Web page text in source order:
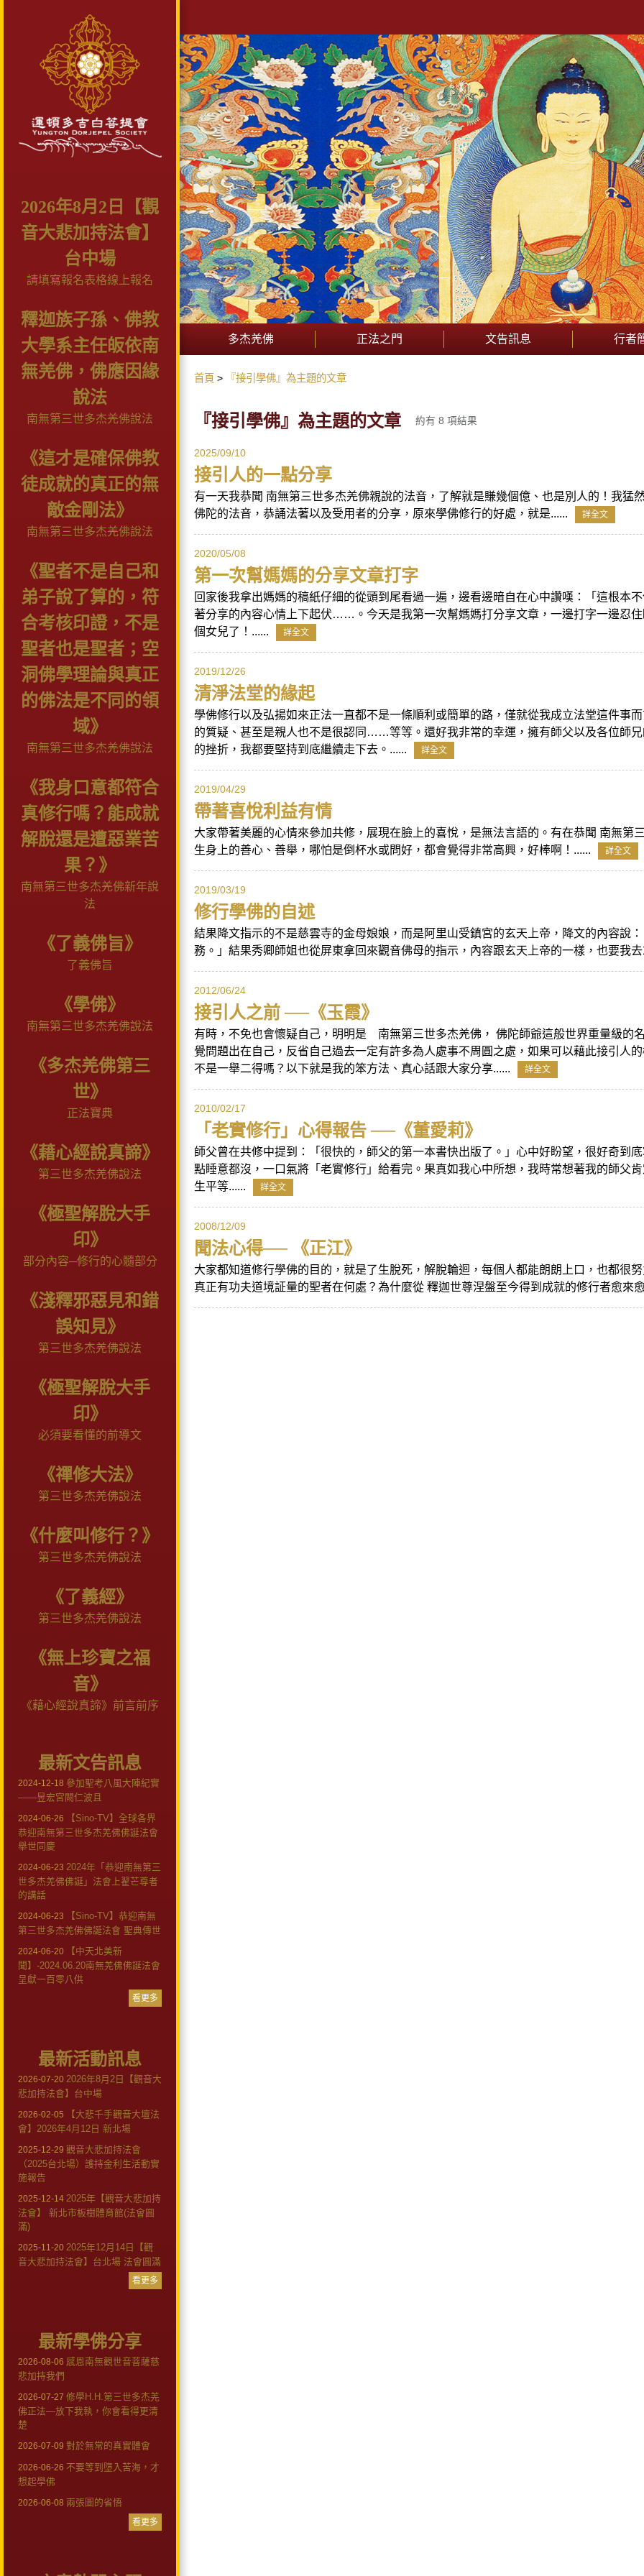
2026年8月2日【觀
音大悲加持法會】
台中場
請填寫報名表格線上報名
釋迦族子孫、佛教
大學系主任皈依南
無羌佛，佛應因緣
說法
南無第三世多杰羌佛說法
《這才是確保佛教
徒成就的真正的無
敵金剛法》
南無第三世多杰羌佛說法
《聖者不是自己和
弟子說了算的，符
合考核印證，不是
聖者也是聖者；空
洞佛學理論與真正
的佛法是不同的領
域》
南無第三世多杰羌佛說法
《我身口意都符合
真修行嗎？能成就
解脫還是遭惡業苦
果？》
南無第三世多杰羌佛新年說
法
《了義佛旨》
了義佛旨
《學佛》
南無第三世多杰羌佛說法
《多杰羌佛第三
世》
正法寶典
《藉心經說真諦》
第三世多杰羌佛說法
《極聖解脫大手
印》
部分內容─修行的心髓部分
《淺釋邪惡見和錯
誤知見》
第三世多杰羌佛說法
《極聖解脫大手
印》
必須要看懂的前導文
《禪修大法》
第三世多杰羌佛說法
《什麼叫修行？》
第三世多杰羌佛說法
《了義經》
第三世多杰羌佛說法
《無上珍寶之福
音》
《藉心經說真諦》前言前序
最新文告訊息
2024-12-18 參加聖考八風大陣紀實
——昱宏宮闕仁波且
2024-06-26
【Sino-TV】全球各界
恭迎南無第三世多杰羌佛佛誕法會
舉世同慶
2024-06-23 2024年「恭迎南無第三
世多杰羌佛佛誕」法會上翟芒尊者
的講話
2024-06-23
【Sino-TV】恭迎南無
第三世多杰羌佛佛誕法會 聖典傳世
2024-06-20
【中天北美新
聞】-2024.06.20南無羌佛佛誕法會
呈獻一百零八供
看更多
最新活動訊息
2026-07-20 2026年8月2日【觀音大
悲加持法會】台中場
2026-02-05
【大悲千手觀音大壇法
會】2026年4月12日 新北場
2025-12-29 觀音大悲加持法會
（2025台北場）護持金利生活動實
施報告
2025-12-14 2025年【觀音大悲加持
法會】 新北市板樹體育館(法會圓
滿)
2025-11-20 2025年12月14日【觀
音大悲加持法會】台北場 法會圓滿
看更多
最新學佛分享
2026-08-06 感恩南無觀世音菩薩慈
悲加持我們
2026-07-27 修學H.H.第三世多杰羌
佛正法—放下我執，你會看得更清
楚
2026-07-09 對於無常的真實體會
2026-06-26 不要等到墮入苦海，才
想起學佛
2026-06-08 兩張圖的省悟
看更多
多杰羌佛 正法之門 文告訊息 行者
首頁 『接引學佛』為主題的文章
『接引學佛』為主題的文章 約有 8 項結果
2025/09/10
接引人的一點分享
有一天我恭聞 南無第三世多杰羌佛親說的法音，了解就是賺幾個億、也是別人的！我
佛陀的法音，恭誦法著以及受用者的分享，原來學佛修行的好處，就是......
詳全文
2020/05/08
第一次幫媽媽的分享文章打字
回家後我拿出媽媽的稿紙仔細的從頭到尾看過一遍，邊看邊暗自在心中讚嘆：「這根本
著分享的內容心情上下起伏……。今天是我第一次幫媽媽打分享文章，一邊打字一邊忍
個女兒了！......
詳全文
2019/12/26
清淨法堂的緣起
學佛修行以及弘揚如來正法一直都不是一條順利或簡單的路，僅就從我成立法堂這件事
的質疑、甚至是親人也不是很認同……等等。還好我非常的幸運，擁有師父以及各位師
的挫折，我都要堅持到底繼續走下去。......
詳全文
2019/04/29
帶著喜悅利益有情
大家帶著美麗的心情來參加共修，展現在臉上的喜悅，是無法言語的。有在恭聞 南無第
生身上的善心、善舉，哪怕是倒杯水或問好，都會覺得非常高興，好棒啊！......
詳全文
2019/03/19
修行學佛的自述
結果降文指示的不是慈雲寺的金母娘娘，而是阿里山受鎮宮的玄天上帝，降文的內容說
務。」結果秀卿師姐也從屏東拿回來觀音佛母的指示，內容跟玄天上帝的一樣，也要我
2012/06/24
接引人之前 ──《玉霞》
有時，不免也會懷疑自己，明明是 南無第三世多杰羌佛， 佛陀師爺這般世界重量級的
覺問題出在自己，反省自己過去一定有許多為人處事不周圓之處，如果可以藉此接引人
不是一舉二得嗎？以下就是我的笨方法、真心話跟大家分享......
詳全文
2010/02/17
「老實修行」心得報告 ──《董愛莉》
師父曾在共修中提到：「很快的，師父的第一本書快出版了。」心中好盼望，很好奇到
點睡意都沒，一口氣將「老實修行」給看完。果真如我心中所想，我時常想著我的師父
生平等......
詳全文
2008/12/09
聞法心得── 《正江》
大家都知道修行學佛的目的，就是了生脫死，解脫輪迴，每個人都能朗朗上口，也都很
真正有功夫道境証量的聖者在何處？為什麼從 釋迦世尊涅盤至今得到成就的修行者愈來